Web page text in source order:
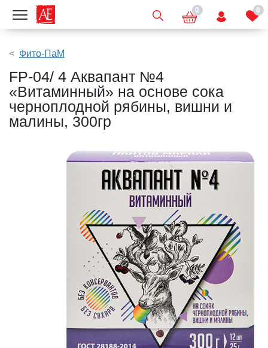
Показать меню 0 0
Фито-ПаМ
FP-04/ 4 Аквапант №4
«Витаминный» на основе сока
черноплодной рябины, вишни и
малины, 300гр